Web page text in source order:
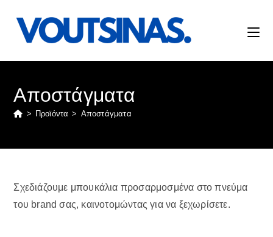
Αποστάγματα
> Προϊόντα > Αποστάγματα
Σχεδιάζουμε μπουκάλια προσαρμοσμένα στο πνεύμα
του brand σας, καινοτομώντας για να ξεχωρίσετε.